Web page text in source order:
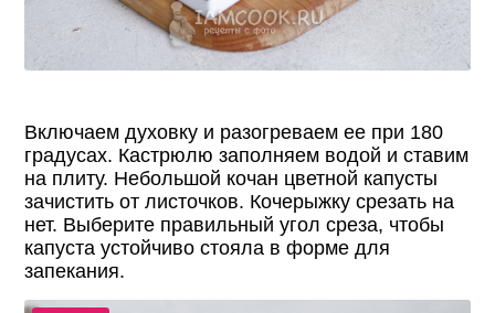
Включаем духовку и разогреваем ее при 180
градусах. Кастрюлю заполняем водой и ставим
на плиту. Небольшой кочан цветной капусты
зачистить от листочков. Кочерыжку срезать на
нет. Выберите правильный угол среза, чтобы
капуста устойчиво стояла в форме для
запекания.